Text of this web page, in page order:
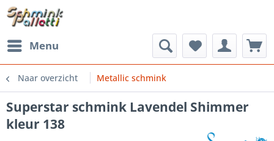
Menu
Naar overzicht Metallic schmink
Superstar schmink Lavendel Shimmer
kleur 138